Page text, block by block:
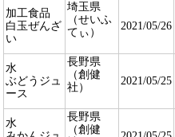
加工食品
白玉ぜんざ
い
埼玉県
（せいふ
てぃ）
2021/05/26
水
ぶどうジュ
ース
長野県
（創健
社）
2021/05/25
水
長野県
（創健